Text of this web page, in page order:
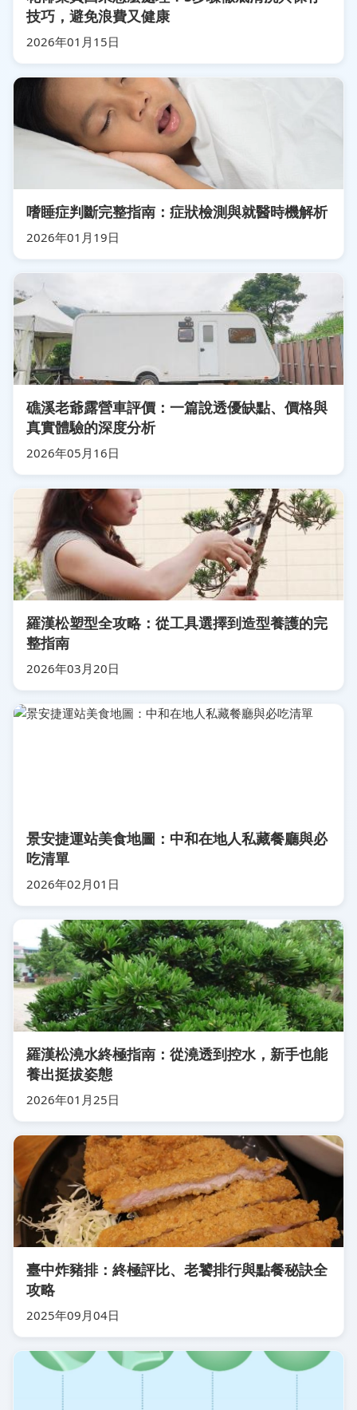
技巧，避免浪費又健康
2026年01月15日
嗜睡症判斷完整指南：症狀檢測與就醫時機解析
2026年01月19日
礁溪老爺露營車評價：一篇說透優缺點、價格與
真實體驗的深度分析
2026年05月16日
羅漢松塑型全攻略：從工具選擇到造型養護的完
整指南
2026年03月20日
景安捷運站美食地圖：中和在地人私藏餐廳與必
吃清單
2026年02月01日
羅漢松澆水終極指南：從澆透到控水，新手也能
養出挺拔姿態
2026年01月25日
臺中炸豬排：終極評比、老饕排行與點餐秘訣全
攻略
2025年09月04日